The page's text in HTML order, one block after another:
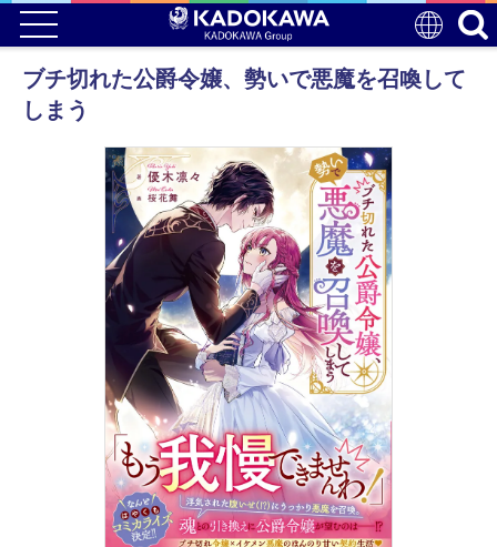
ブチ切れた公爵令嬢、勢いで悪魔を召喚して
しまう